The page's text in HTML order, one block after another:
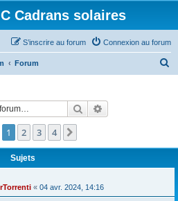
Cadrans solaires
Connexion au forum
S’inscrire au forum
Forum
e
Rechercher
1 2 3 4
Sujets
« 04 avr. 2024, 14:16